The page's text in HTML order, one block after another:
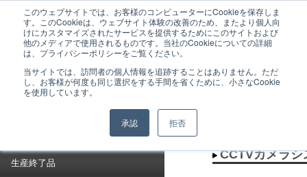
このウェブサイトでは、お客様のコンピューターにCookieを保存しま
す。このCookieは、ウェブサイト体験の改善のため、またより個人向
けにカスタマイズされたサービスを提供するためにこのサイトおよび
他のメディアで使用されるものです。当社のCookieについての詳細
は、プライバシーポリシーをご覧ください。
当サイトでは、訪問者の個人情報を追跡することはありません。ただ
し、お客様が何度も同じ選択をする手間を省くために、小さなCookie
を使用しています。
承認 拒否
GANZは監視カメラシステムをはじめとした、ネットワーク時代のトータルセキュリテ
ィシステムを提供するメーカーブランドです。
CCTVカメラシステム CCTVカメラ
CCTVカメラ
生産終了品